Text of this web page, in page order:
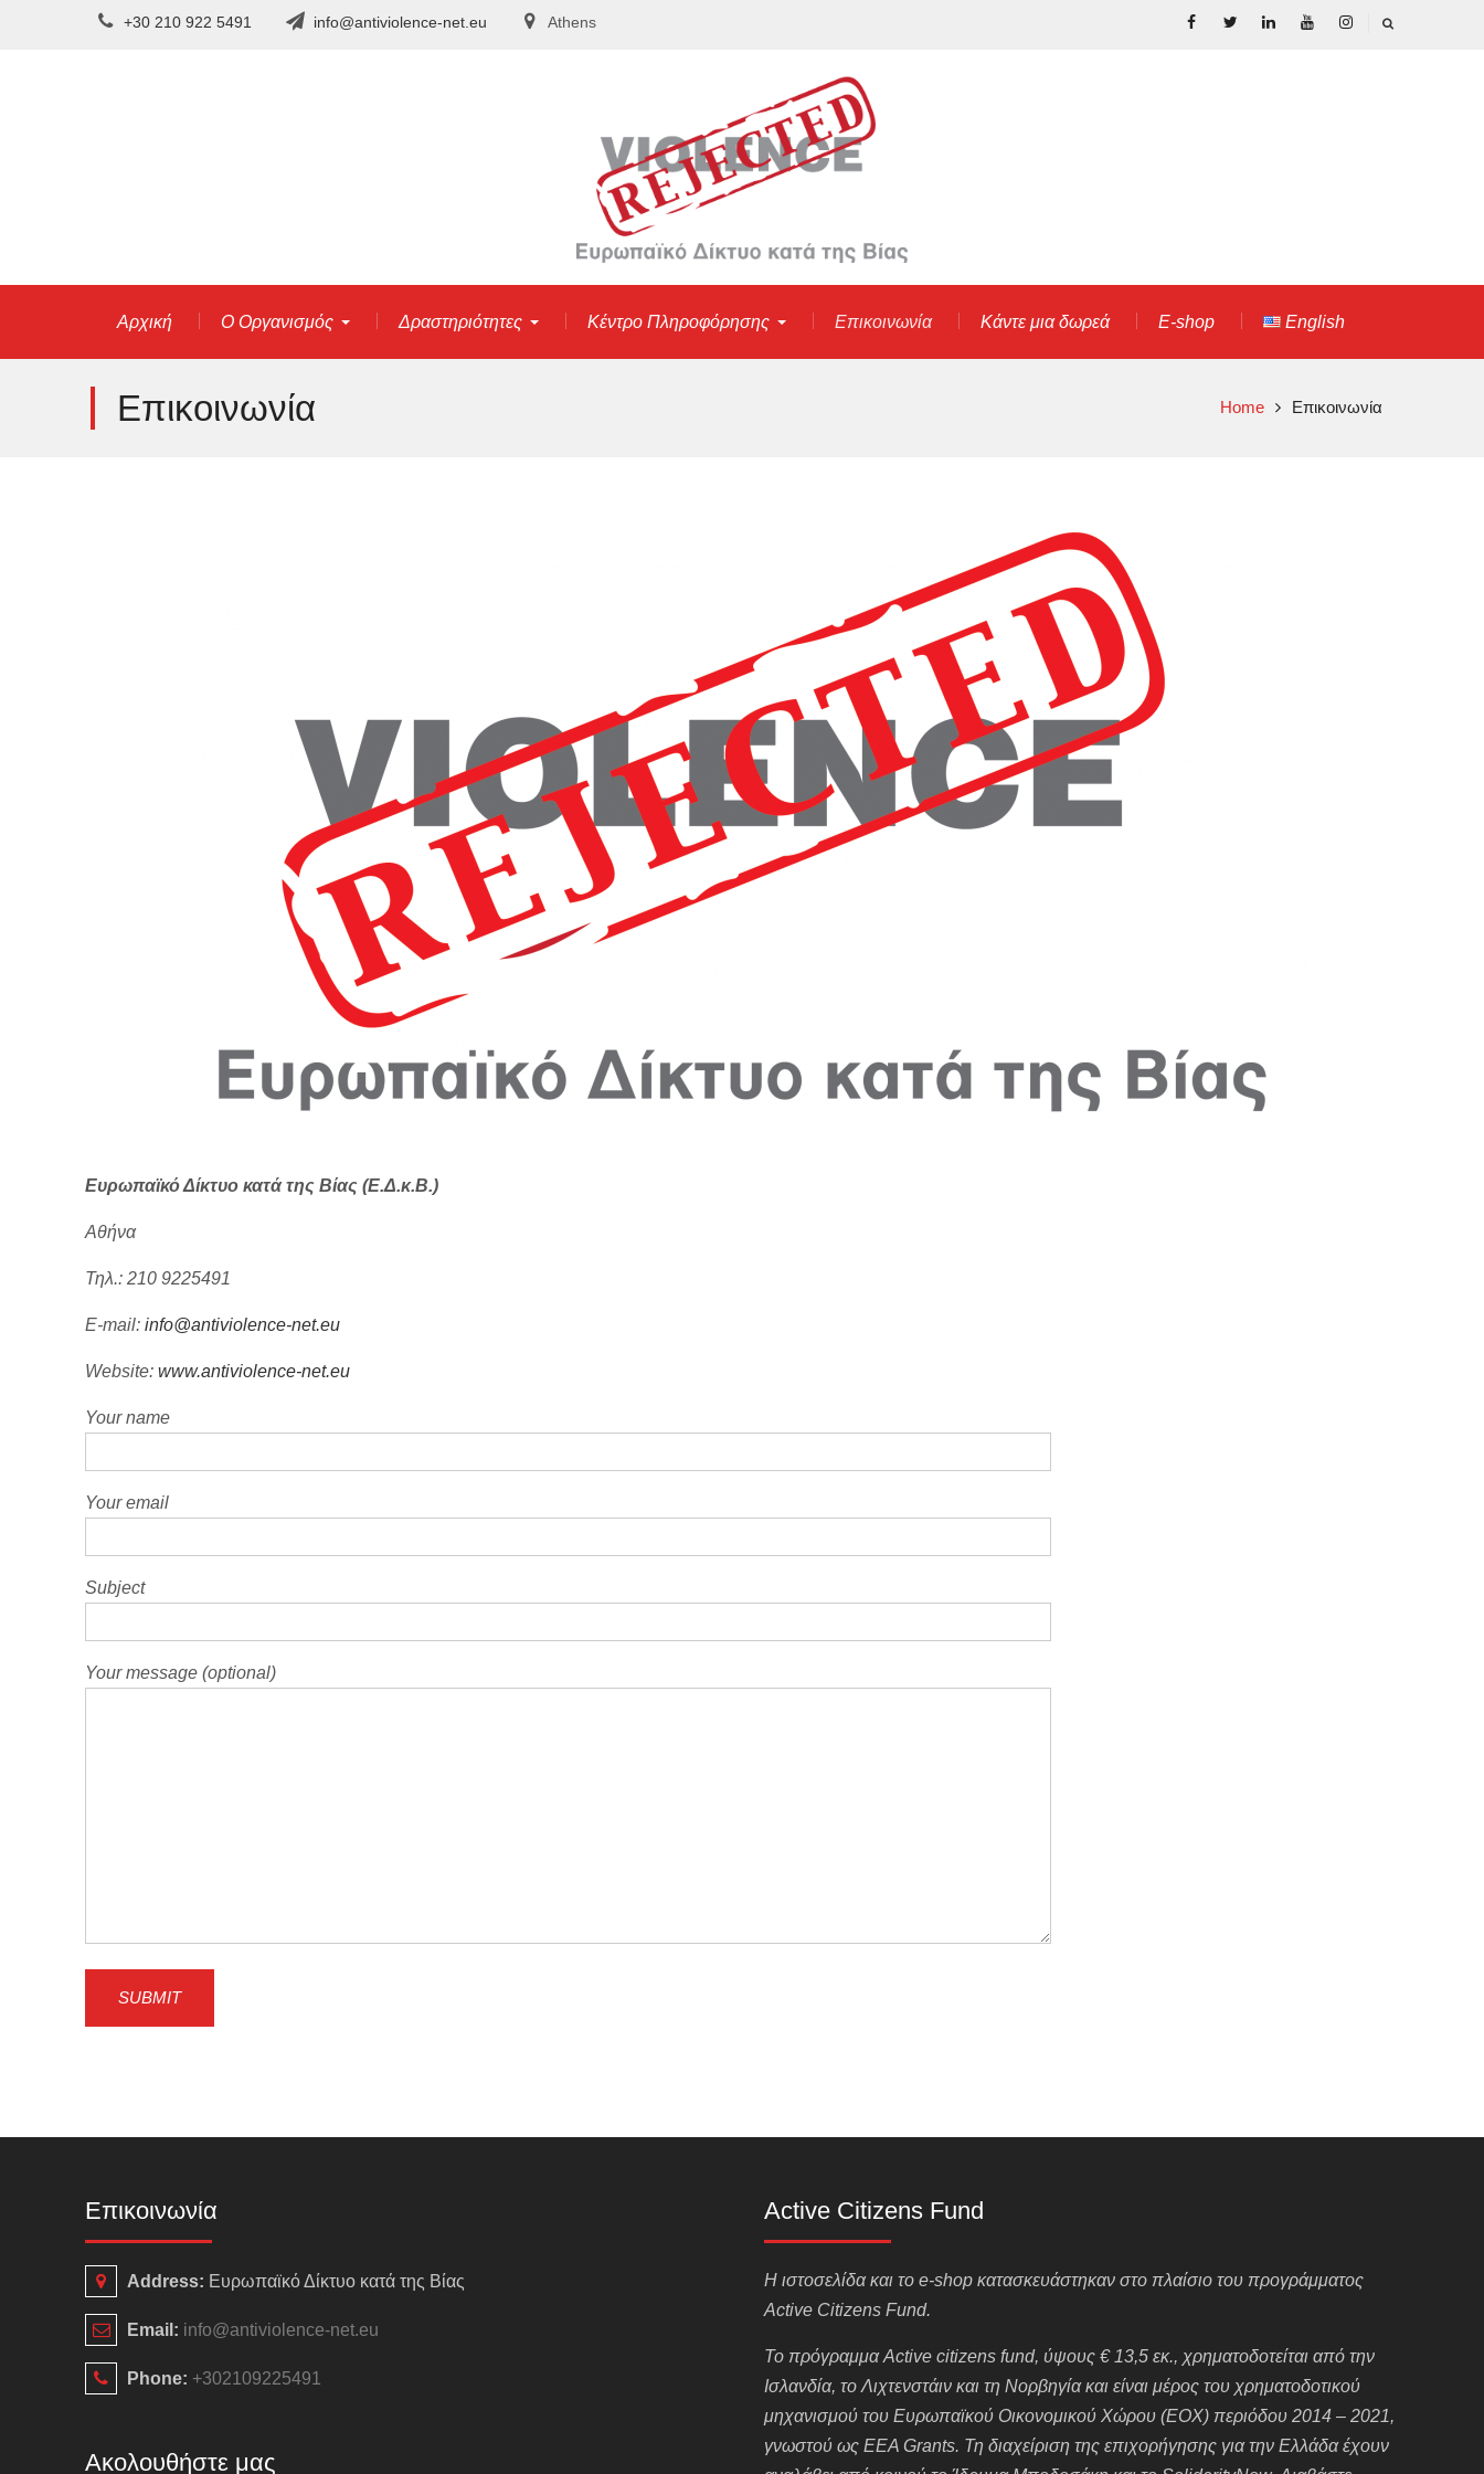
+30 210 922 5491 info@antiviolence-net.eu Athens
Αρχική Ο Οργανισμός Δραστηριότητες Κέντρο Πληροφόρησης Επικοινωνία Κάντε μια δωρεά E-shop English
Επικοινωνία Home Επικοινωνία
Ευρωπαϊκό Δίκτυο κατά της Βίας (E.Δ.κ.Β.)
Αθήνα
Τηλ.: 210 9225491
E-mail: info@antiviolence-net.eu
Website: www.antiviolence-net.eu
Your name
Your email
Subject
Your message (optional)
Επικοινωνία
Address: Ευρωπαϊκό Δίκτυο κατά της Βίας
Email: info@antiviolence-net.eu
Phone: +302109225491
Ακολουθήστε μας
Active Citizens Fund
H ιστοσελίδα και το e-shop κατασκευάστηκαν στο πλαίσιο του προγράμματος
Active Citizens Fund.
Το πρόγραμμα Active citizens fund, ύψους € 13,5 εκ., χρηματοδοτείται από την
Ισλανδία, το Λιχτενστάιν και τη Νορβηγία και είναι μέρος του χρηματοδοτικού
μηχανισμού του Ευρωπαϊκού Οικονομικού Χώρου (ΕΟΧ) περιόδου 2014 – 2021,
γνωστού ως EEA Grants. Τη διαχείριση της επιχορήγησης για την Ελλάδα έχουν